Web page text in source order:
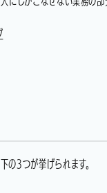
の3つが挙げられます。